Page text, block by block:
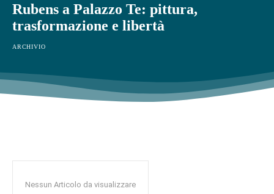
Rubens a Palazzo Te: pittura,
trasformazione e libertà
ARCHIVIO
Nessun Articolo da visualizzare